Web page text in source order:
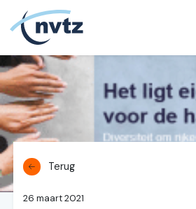
NVTZ
Terug
26 maart 2021